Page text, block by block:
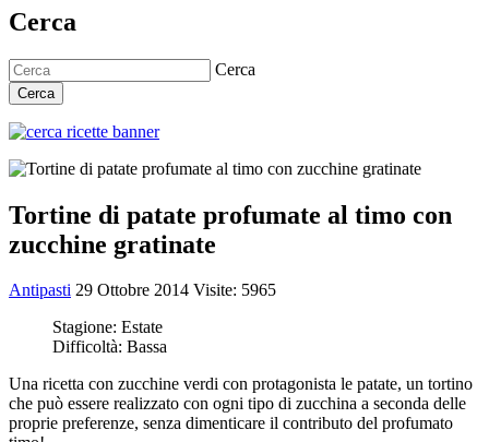
Cerca
Cerca
Cerca
Tortine di patate profumate al timo con
zucchine gratinate
Antipasti 29 Ottobre 2014 Visite: 5965
Stagione: Estate
Difficoltà: Bassa
Una ricetta con zucchine verdi con protagonista le patate, un tortino
che può essere realizzato con ogni tipo di zucchina a seconda delle
proprie preferenze, senza dimenticare il contributo del profumato